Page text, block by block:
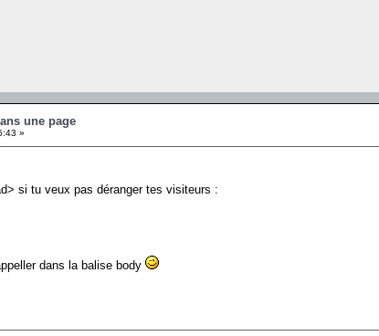
une page
»
si tu veux pas déranger tes visiteurs :
dans la balise body